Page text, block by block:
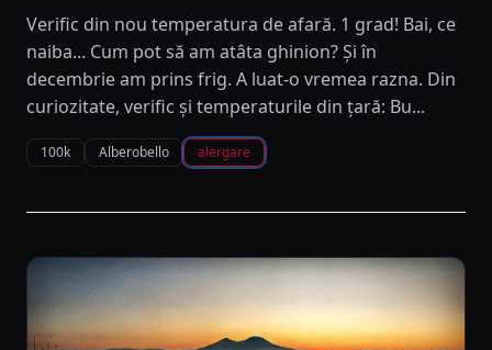
Verific din nou temperatura de afară. 1 grad! Bai, ce
naiba... Cum pot să am atâta ghinion? Și în
decembrie am prins frig. A luat-o vremea razna. Din
curiozitate, verific și temperaturile din țară: Bu...
100k Alberobello alergare